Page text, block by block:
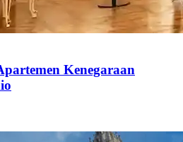
Kenegaraan